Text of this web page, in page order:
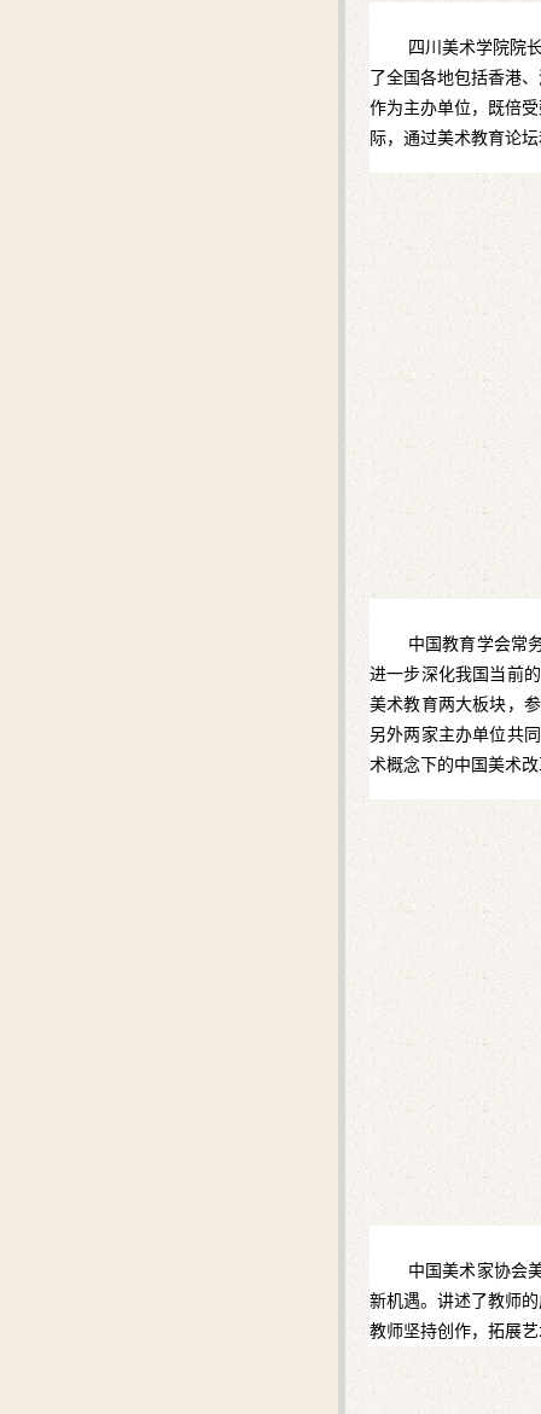
四川美术学院院
了全国各地包括香港
作为主办单位，既倍
际，通过美术教育论
中国教育学会常
进一步深化我国当前
美术教育两大板块，
另外两家主办单位共
术概念下的中国美术
中国美术家协会
新机遇。讲述了教师
教师坚持创作，拓展